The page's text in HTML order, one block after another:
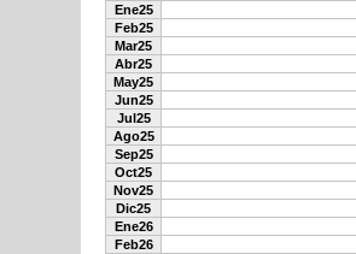
Ene25
Feb25
Mar25
Abr25
May25
Jun25
Jul25
Ago25
Sep25
Oct25
Nov25
Dic25
Ene26
Feb26